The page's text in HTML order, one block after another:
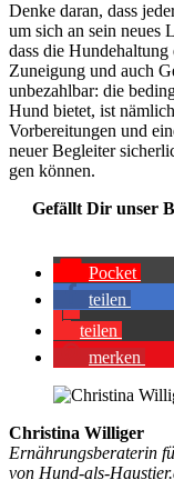
Den­ke dar­an, dass
um sich an sein neu­es
dass die
Zunei­gung und auch
unbe­zahl­bar: die
Hund bie­tet, ist
Vor­be­rei­tun­gen und
neu­er Beglei­ter
gen kön­nen.
Gefällt Dir unser
Pocket
tei­len
tei­len
mer­ken
Christina Williger
Ernährungsberaterin
von Hund-als-